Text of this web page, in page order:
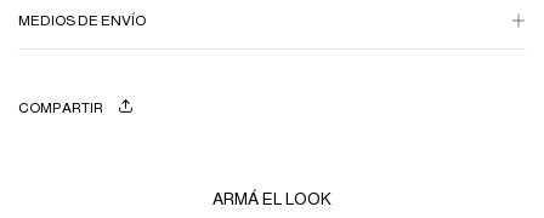
MEDIOS DE ENVÍO
COMPARTIR
ARMÁ EL LOOK